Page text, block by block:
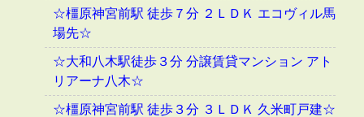
☆橿原神宮前駅 徒歩７分 ２ＬＤＫ エコヴィル馬
場先☆
☆大和八木駅徒歩３分 分譲賃貸マンション アト
リアーナ八木☆
☆橿原神宮前駅 徒歩３分 ３ＬＤＫ 久米町戸建☆